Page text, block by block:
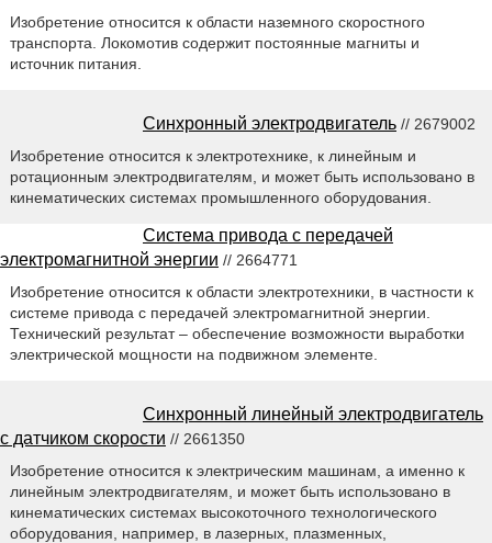
Изобретение относится к области наземного скоростного
транспорта. Локомотив содержит постоянные магниты и
источник питания.
Синхронный электродвигатель // 2679002
Изобретение относится к электротехнике, к линейным и
ротационным электродвигателям, и может быть использовано в
кинематических системах промышленного оборудования.
Система привода с передачей
электромагнитной энергии // 2664771
Изобретение относится к области электротехники, в частности к
системе привода с передачей электромагнитной энергии.
Технический результат – обеспечение возможности выработки
электрической мощности на подвижном элементе.
Синхронный линейный электродвигатель
с датчиком скорости // 2661350
Изобретение относится к электрическим машинам, а именно к
линейным электродвигателям, и может быть использовано в
кинематических системах высокоточного технологического
оборудования, например, в лазерных, плазменных,